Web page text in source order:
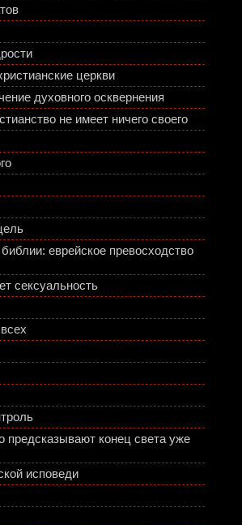
церкви
духовного осквернения
не имеет ничего своего
еврейское превосходство
сексуальность
предсказывают конец света уже
исповеди